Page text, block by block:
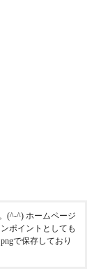
(^-^) ホームページ
ポイントとしても
で保存しており